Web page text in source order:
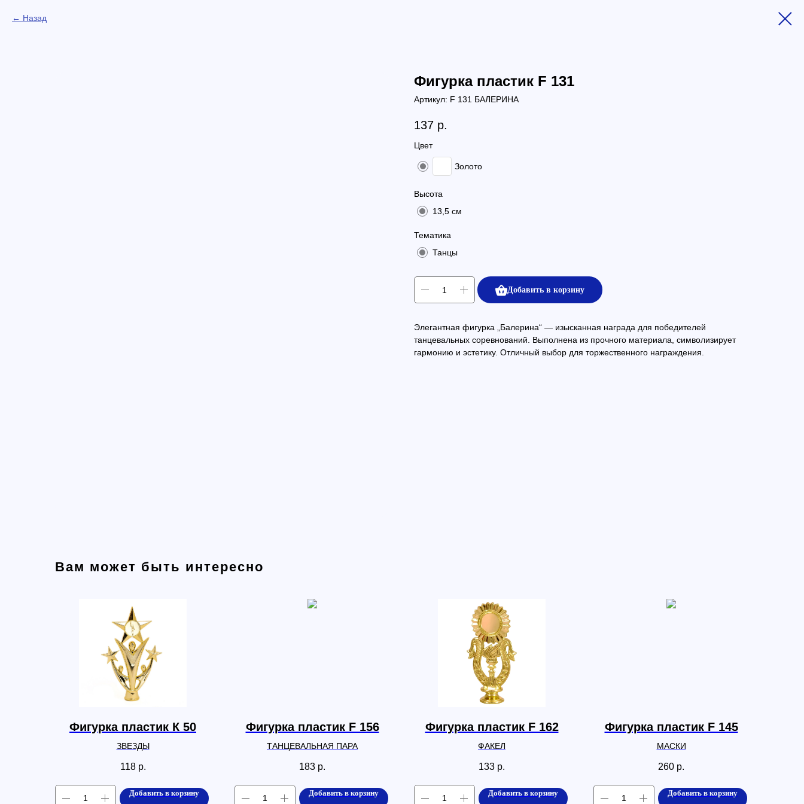
Назад
Фигурка пластик F 131
Артикул: F 131 БАЛЕРИНА
137 р.
Цвет
Золото
Высота
13,5 см
Тематика
Танцы
Добавить в корзину
Элегантная фигурка „Балерина“ — изысканная награда для победителей
танцевальных соревнований. Выполнена из прочного материала, символизирует
гармонию и эстетику. Отличный выбор для торжественного награждения.
Вам может быть интересно
Фигурка пластик К 50
ЗВЕЗДЫ
118 р.
Добавить в корзину
Фигурка пластик F 156
ТАНЦЕВАЛЬНАЯ ПАРА
183 р.
Добавить в корзину
Фигурка пластик F 162
ФАКЕЛ
133 р.
Добавить в корзину
Фигурка пластик F 145
МАСКИ
260 р.
Добавить в корзину